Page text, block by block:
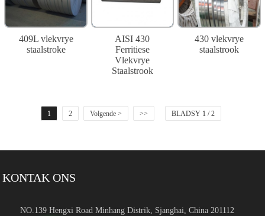
409L vlekvrye
staalstroke
AISI 430
Ferritiese
Vlekvrye
Staalstrook
430 vlekvrye
staalstrook
1 2 Volgende > >> BLADSY 1 / 2
KONTAK ONS
NO.139 Hengxi Road Minhang Distrik, Sjanghai, China 201112